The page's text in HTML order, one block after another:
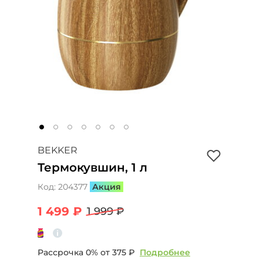
BEKKER
Термокувшин, 1 л
Код: 204377 Акция
1 499 ₽ 1 999 ₽
Рассрочка 0% от 375 ₽ Подробнее